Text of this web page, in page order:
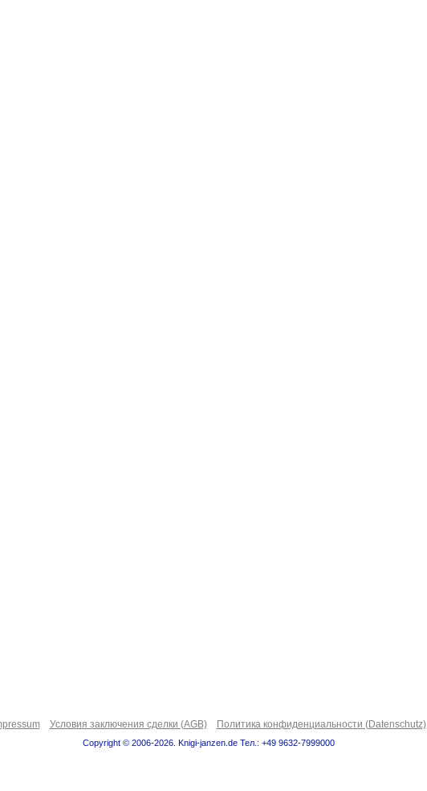
Условия заключения сделки (AGB) Политика конфиденциальности (Datenschutz)
Copyright © 2006-2026. Knigi-janzen.de Тел.: +49 9632-7999000